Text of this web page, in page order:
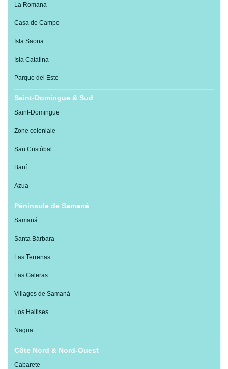
La Romana
Casa de Campo
Isla Saona
Isla Catalina
Parque del Este
Saint-Domingue & Sud
Saint-Domingue
Zone coloniale
San Cristóbal
Baní
Azua
Péninsule de Samaná
Samaná
Santa Bárbara
Las Terrenas
Las Galeras
Villages de Samaná
Los Haitises
Nagua
Côte Nord & Nord-Ouest
Cabarete